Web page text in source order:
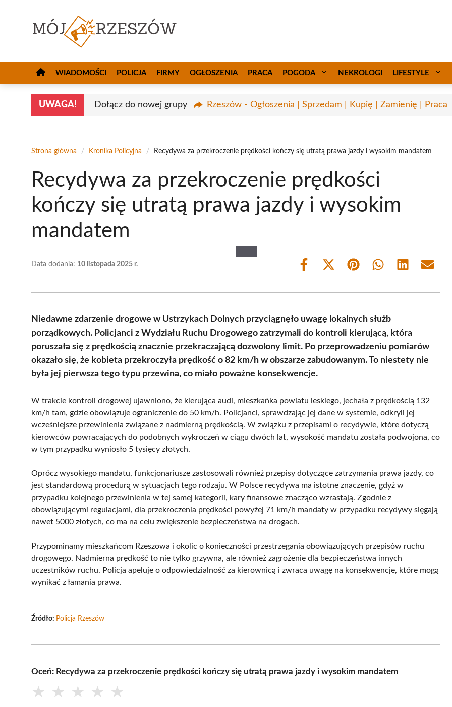
WIADOMOŚCI POLICJA FIRMY OGŁOSZENIA PRACA POGODA NEKROLOGI LIFESTYLE
UWAGA! Dołącz do nowej grupy Rzeszów - Ogłoszenia | Sprzedam | Kupię | Zamienię | Praca
Strona główna / Kronika Policyjna / Recydywa za przekroczenie prędkości kończy się utratą prawa jazdy i wysokim mandatem
Recydywa za przekroczenie prędkości
kończy się utratą prawa jazdy i wysokim
mandatem
Data dodania: 10 listopada 2025 r.
Share
Share
(Twitter)
Share Share Share Share
Niedawne zdarzenie drogowe w Ustrzykach Dolnych przyciągnęło uwagę lokalnych służb
porządkowych. Policjanci z Wydziału Ruchu Drogowego zatrzymali do kontroli kierującą, która
poruszała się z prędkością znacznie przekraczającą dozwolony limit. Po przeprowadzeniu pomiarów
okazało się, że kobieta przekroczyła prędkość o 82 km/h w obszarze zabudowanym. To niestety nie
była jej pierwsza tego typu przewina, co miało poważne konsekwencje.
W trakcie kontroli drogowej ujawniono, że kierująca audi, mieszkańka powiatu leskiego, jechała z prędkością 132
km/h tam, gdzie obowiązuje ograniczenie do 50 km/h. Policjanci, sprawdzając jej dane w systemie, odkryli jej
wcześniejsze przewinienia związane z nadmierną prędkością. W związku z przepisami o recydywie, które dotyczą
kierowców powracających do podobnych wykroczeń w ciągu dwóch lat, wysokość mandatu została podwojona, co
w tym przypadku wyniosło 5 tysięcy złotych.
Oprócz wysokiego mandatu, funkcjonariusze zastosowali również przepisy dotyczące zatrzymania prawa jazdy, co
jest standardową procedurą w sytuacjach tego rodzaju. W Polsce recydywa ma istotne znaczenie, gdyż w
przypadku kolejnego przewinienia w tej samej kategorii, kary finansowe znacząco wzrastają. Zgodnie z
obowiązującymi regulacjami, dla przekroczenia prędkości powyżej 71 km/h mandaty w przypadku recydywy sięgają
nawet 5000 złotych, co ma na celu zwiększenie bezpieczeństwa na drogach.
Przypominamy mieszkańcom Rzeszowa i okolic o konieczności przestrzegania obowiązujących przepisów ruchu
drogowego. Nadmierna prędkość to nie tylko grzywna, ale również zagrożenie dla bezpieczeństwa innych
uczestników ruchu. Policja apeluje o odpowiedzialność za kierownicą i zwraca uwagę na konsekwencje, które mogą
wynikać z łamania prawa.
Źródło: Policja Rzeszów
Oceń: Recydywa za przekroczenie prędkości kończy się utratą prawa jazdy i wysokim mandatem
★ ★ ★ ★ ★